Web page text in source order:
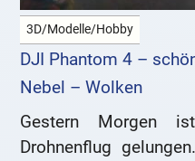
3D/Modelle/Hobby
DJI Phantom 4 –
Nebel – Wolken
Gestern Morgen
Drohnenflug